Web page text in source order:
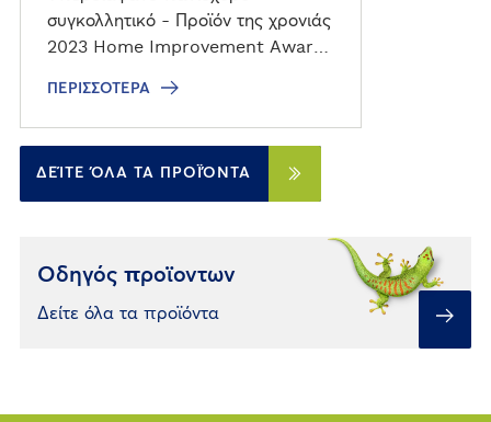
συγκολλητικό - Προϊόν της χρονιάς
2023 Home Improvement Awards
ΠΕΡΙΣΣΌΤΕΡΑ
ΔΕΊΤΕ ΌΛΑ ΤΑ ΠΡΟΪΌΝΤΑ
Οδηγός προϊοντων
Δείτε όλα τα προϊόντα